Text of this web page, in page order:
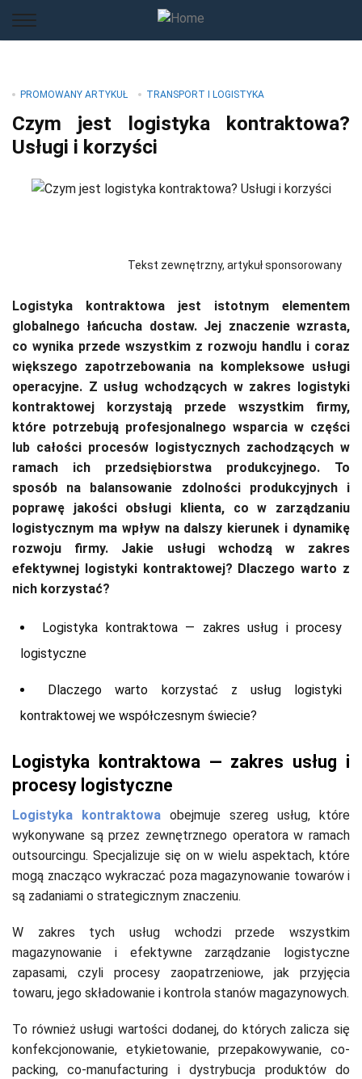
PROMOWANY ARTYKUŁ TRANSPORT I LOGISTYKA
Czym jest logistyka kontraktowa?
Usługi i korzyści
Tekst zewnętrzny, artykuł sponsorowany
Logistyka kontraktowa jest istotnym elementem
globalnego łańcucha dostaw. Jej znaczenie wzrasta,
co wynika przede wszystkim z rozwoju handlu i coraz
większego zapotrzebowania na kompleksowe usługi
operacyjne. Z usług wchodzących w zakres logistyki
kontraktowej korzystają przede wszystkim firmy,
które potrzebują profesjonalnego wsparcia w części
lub całości procesów logistycznych zachodzących w
ramach ich przedsiębiorstwa produkcyjnego. To
sposób na balansowanie zdolności produkcyjnych i
poprawę jakości obsługi klienta, co w zarządzaniu
logistycznym ma wpływ na dalszy kierunek i dynamikę
rozwoju firmy. Jakie usługi wchodzą w zakres
efektywnej logistyki kontraktowej? Dlaczego warto z
nich korzystać?
Logistyka kontraktowa — zakres usług i procesy
logistyczne
Dlaczego warto korzystać z usług logistyki
kontraktowej we współczesnym świecie?
Logistyka kontraktowa — zakres usług i
procesy logistyczne
Logistyka kontraktowa obejmuje szereg usług, które
wykonywane są przez zewnętrznego operatora w ramach
outsourcingu. Specjalizuje się on w wielu aspektach, które
mogą znacząco wykraczać poza magazynowanie towarów i
są zadaniami o strategicznym znaczeniu.
W zakres tych usług wchodzi przede wszystkim
magazynowanie i efektywne zarządzanie logistyczne
zapasami, czyli procesy zaopatrzeniowe, jak przyjęcia
towaru, jego składowanie i kontrola stanów magazynowych.
To również usługi wartości dodanej, do których zalicza się
konfekcjonowanie, etykietowanie, przepakowywanie, co-
packing, co-manufacturing i dystrybucja produktów do